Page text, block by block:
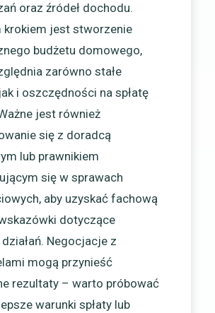
oraz źródeł dochodu.
krokiem jest stworzenie
budżetu domowego,
zarówno stałe
i oszczędności na spłatę
jest również
się z doradcą
lub prawnikiem
się w sprawach
aby uzyskać fachową
dotyczące
Negocjacje z
mogą przynieść
rezultaty – warto próbować
warunki spłaty lub